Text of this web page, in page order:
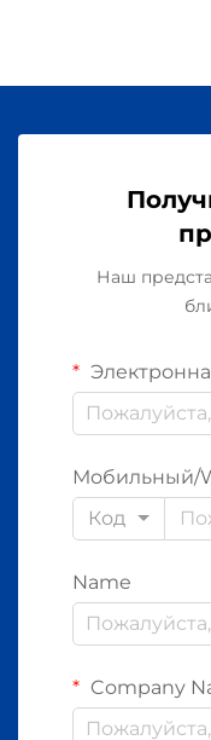
Наш
Мобильный/
Код
Name
Company